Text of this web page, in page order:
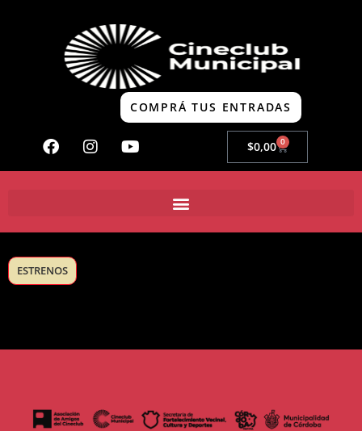
COMPRÁ TUS ENTRADAS
$0,00 0
ESTRENOS